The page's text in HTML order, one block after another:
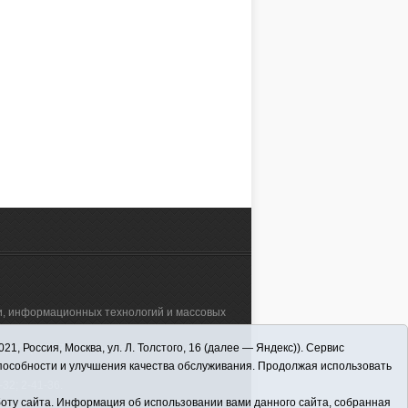
информационных технологий и массовых
(627570, Тюменская обл., Викуловский
Россия, Москва, ул. Л. Толстого, 16 (далее — Яндекс)). Сервис
и улучшения качества обслуживания. Продолжая использовать
сайта. Информация об использовании вами данного сайта, собранная